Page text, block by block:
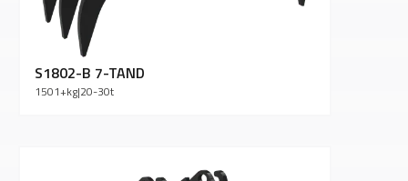
S1802-B 7-TAND
1501+kg|20-30t